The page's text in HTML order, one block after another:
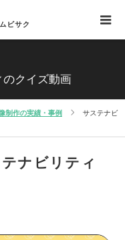
ビサク
のクイズ動画
制作の実績・事例
サステナビ
ナビリティ